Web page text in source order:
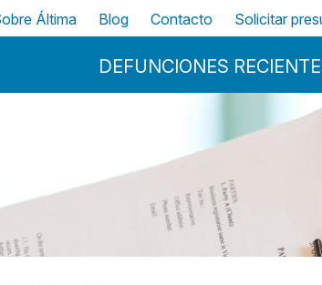
Menu Principal
DEFUNCIONES
Áltima Blog Contacto Solicitar